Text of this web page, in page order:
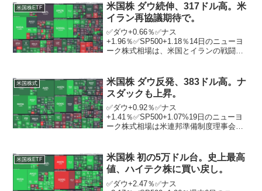
377万株増の7億9904万株。米金融大手JP
モルガン・...
米国株ETF
米国株 ダウ続伸、317ドル高。米
イラン再協議期待で。
✅ダウ+0.66％✅ナス
+1.96％✅SP500+1.18％14日のニューヨ
ーク株式相場は、米国とイランの戦闘終
前日比5056万株減の11億3179万株。米国
とイランが週...
米国株式
米国株 ダウ反発、383ドル高。ナ
スダックも上昇。
✅ダウ+0.92％✅ナス
+1.41％✅SP500+1.07%19日のニューヨ
ーク株式相場は米連邦準備制度理事会
来高は前日比1億0747万株増の11億6710
万株。テスラ...
米国株ETF
米国株 初の5万ドル台。史上最高
値、ハイテク株に買い戻し。
✅ダウ+2.47％✅ナス